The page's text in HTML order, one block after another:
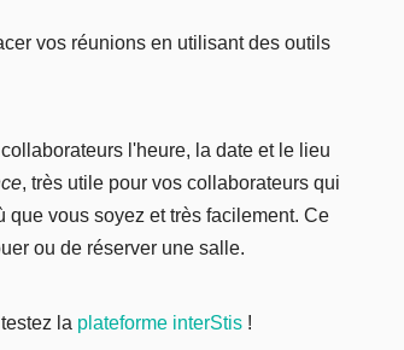
vos réunions en utilisant des outils
l'heure, la date et le lieu
, très utile pour vos collaborateurs qui
vous soyez et très facilement. Ce
ou de réserver une salle.
la plateforme interStis !